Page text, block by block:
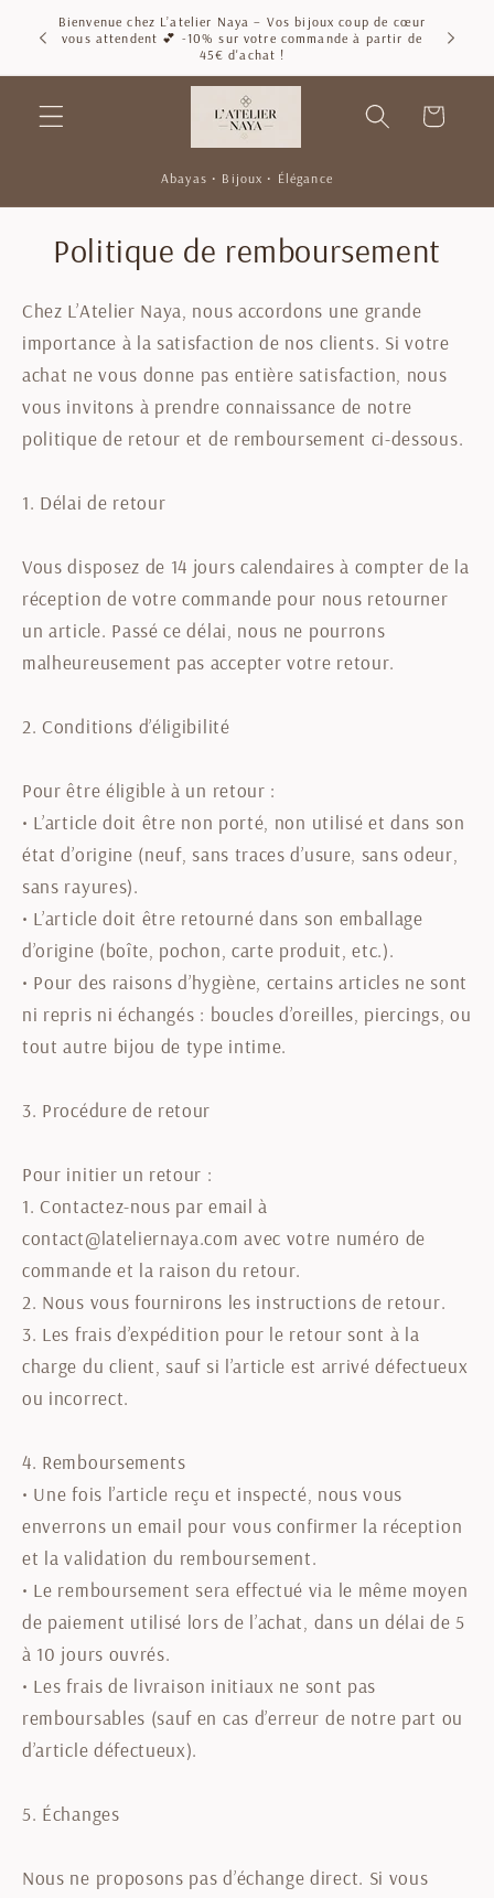
passer
au
contenu
Bienvenue chez L’atelier Naya – Vos bijoux coup de cœur
vous attendent 💕 -10% sur votre commande à partir de
45€ d'achat !
Panier
Abayas • Bijoux • Élégance
Politique de remboursement
Chez L’Atelier Naya, nous accordons une grande
importance à la satisfaction de nos clients. Si votre
achat ne vous donne pas entière satisfaction, nous
vous invitons à prendre connaissance de notre
politique de retour et de remboursement ci-dessous.
1. Délai de retour
Vous disposez de 14 jours calendaires à compter de la
réception de votre commande pour nous retourner
un article. Passé ce délai, nous ne pourrons
malheureusement pas accepter votre retour.
2. Conditions d’éligibilité
Pour être éligible à un retour :
• L’article doit être non porté, non utilisé et dans son
état d’origine (neuf, sans traces d’usure, sans odeur,
sans rayures).
• L’article doit être retourné dans son emballage
d’origine (boîte, pochon, carte produit, etc.).
• Pour des raisons d’hygiène, certains articles ne sont
ni repris ni échangés : boucles d’oreilles, piercings, ou
tout autre bijou de type intime.
3. Procédure de retour
Pour initier un retour :
1. Contactez-nous par email à
contact@lateliernaya.com avec votre numéro de
commande et la raison du retour.
2. Nous vous fournirons les instructions de retour.
3. Les frais d’expédition pour le retour sont à la
charge du client, sauf si l’article est arrivé défectueux
ou incorrect.
4. Remboursements
• Une fois l’article reçu et inspecté, nous vous
enverrons un email pour vous confirmer la réception
et la validation du remboursement.
• Le remboursement sera effectué via le même moyen
de paiement utilisé lors de l’achat, dans un délai de 5
à 10 jours ouvrés.
• Les frais de livraison initiaux ne sont pas
remboursables (sauf en cas d’erreur de notre part ou
d’article défectueux).
5. Échanges
Nous ne proposons pas d’échange direct. Si vous